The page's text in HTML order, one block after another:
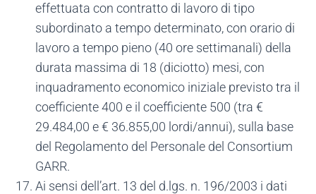
effettuata con contratto di lavoro di tipo
subordinato a tempo determinato, con orario di
lavoro a tempo pieno (40 ore settimanali) della
durata massima di 18 (diciotto) mesi, con
inquadramento economico iniziale previsto tra il
coefficiente 400 e il coefficiente 500 (tra €
29.484,00 e € 36.855,00 lordi/annui), sulla base
del Regolamento del Personale del Consortium
GARR.
Ai sensi dell’art. 13 del d.lgs. n. 196/2003 i dati